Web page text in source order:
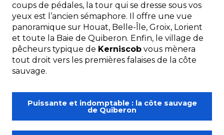
coups de pédales, la tour qui se dresse sous vos
yeux est l’ancien sémaphore. Il offre une vue
panoramique sur Houat, Belle-Île, Groix, Lorient
et toute la Baie de Quiberon. Enfin, le village de
pêcheurs typique de Kerniscob vous mènera
tout droit vers les premières falaises de la côte
sauvage.
Puissante et indomptable : la côte sauvage
de Quiberon